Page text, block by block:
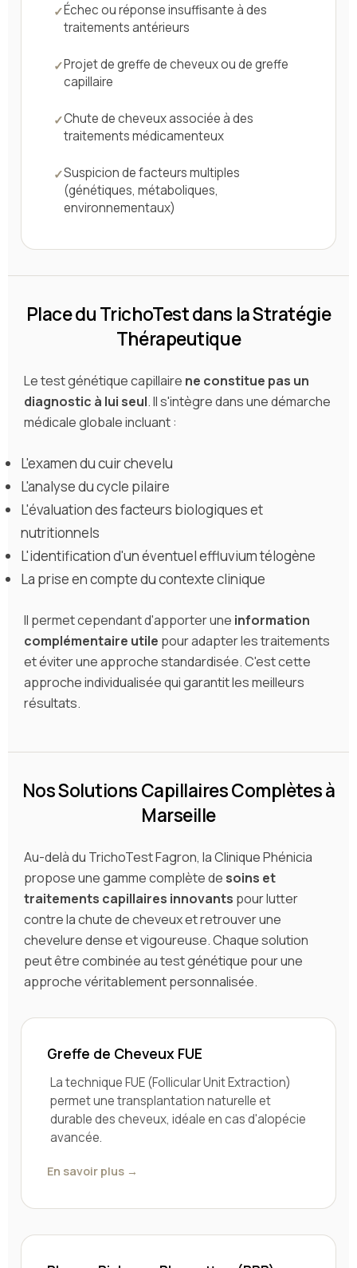
Échec ou réponse insuffisante à des
traitements antérieurs
Projet de greffe de cheveux ou de greffe
capillaire
Chute de cheveux associée à des
traitements médicamenteux
Suspicion de facteurs multiples
(génétiques, métaboliques,
environnementaux)
Place du TrichoTest dans la Stratégie
Thérapeutique
Le test génétique capillaire ne constitue pas un
diagnostic à lui seul. Il s'intègre dans une démarche
médicale globale incluant :
L'examen du cuir chevelu
L'analyse du cycle pilaire
L'évaluation des facteurs biologiques et
nutritionnels
L'identification d'un éventuel effluvium télogène
La prise en compte du contexte clinique
Il permet cependant d'apporter une information
complémentaire utile pour adapter les traitements
et éviter une approche standardisée. C'est cette
approche individualisée qui garantit les meilleurs
résultats.
Nos Solutions Capillaires Complètes à
Marseille
Au-delà du TrichoTest Fagron, la Clinique Phénicia
propose une gamme complète de soins et
traitements capillaires innovants pour lutter
contre la chute de cheveux et retrouver une
chevelure dense et vigoureuse. Chaque solution
peut être combinée au test génétique pour une
approche véritablement personnalisée.
Greffe de Cheveux FUE
La technique FUE (Follicular Unit Extraction)
permet une transplantation naturelle et
durable des cheveux, idéale en cas d'alopécie
avancée.
En savoir plus →